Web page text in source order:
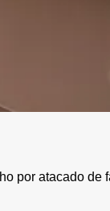
por atacado de